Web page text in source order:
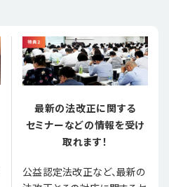
最新の法改正に関する
セミナーなどの情報を受け
取れます！
公益認定法改正など、最新の